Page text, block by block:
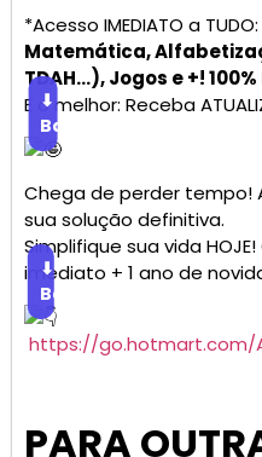
*Acesso IMEDIATO a TUDO:
Matemática,
TDAH…), Jogos e +!
E o melhor: Receba
⬇
Baixar
Chega de perder tempo!
sua solução definitiva.
Simplifique sua vida
imediato + 1 ano de
⬇
Baixar
https://go.hotmart.com/
PARA